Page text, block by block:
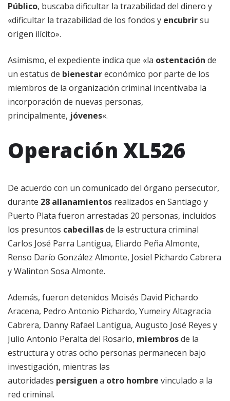
Público, buscaba dificultar la trazabilidad del dinero y
«dificultar la trazabilidad de los fondos y encubrirsu
origen ilícito».
Asimismo, el expediente indica que «la ostentación de
un estatus de bienestareconómico por parte de los
miembros de la organización criminal incentivaba la
incorporación de nuevas personas,
principalmente, jóvenes«.
Operación XL526
De acuerdo con un comunicado del órgano persecutor,
durante 28 allanamientos realizados en Santiago y
Puerto Plata fueron arrestadas 20 personas, incluidos
los presuntos cabecillasde la estructura criminal
Carlos José Parra Lantigua, Eliardo Peña Almonte,
Renso Darío González Almonte, Josiel Pichardo Cabrera
y Walinton Sosa Almonte.
Además, fueron detenidos Moisés David Pichardo
Aracena, Pedro Antonio Pichardo, Yumeiry Altagracia
Cabrera, Danny Rafael Lantigua, Augusto José Reyes y
Julio Antonio Peralta del Rosario, miembrosde la
estructura y otras ocho personas permanecen bajo
investigación, mientras las
autoridades persiguen a otro hombre vinculado a la
red criminal.